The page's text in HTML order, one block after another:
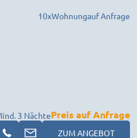
10xWohnungauf Anfrage
3 NächtePreis auf Anfrage
ZUM ANGEBOT